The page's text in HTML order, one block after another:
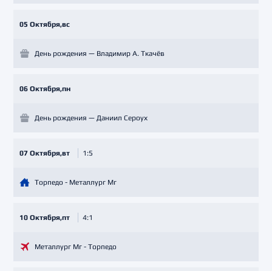
05 Октября,вс
День рождения — Владимир А. Ткачёв
06 Октября,пн
День рождения — Даниил Сероух
07 Октября,вт 1:5
Торпедо - Металлург Мг
10 Октября,пт 4:1
Металлург Мг - Торпедо